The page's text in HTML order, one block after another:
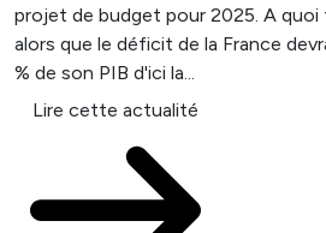
projet de budget pour 2025. A
alors que le déficit de la France
% de son PIB d'ici la...
Lire cette actualité